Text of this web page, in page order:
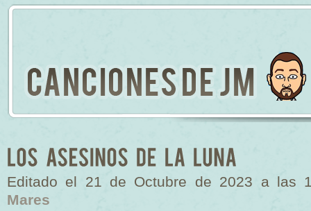
Editado el 21 de Octubre de 2023 a las
Mares